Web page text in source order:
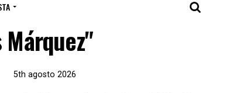
5th agosto 2026